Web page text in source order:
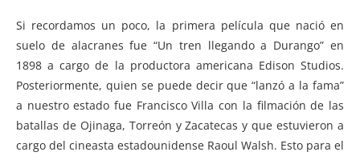
Si recordamos un poco, la primera película que nació en
suelo de alacranes fue “Un tren llegando a Durango” en
1898 a cargo de la productora americana Edison Studios.
Posteriormente, quien se puede decir que “lanzó a la fama”
a nuestro estado fue Francisco Villa con la filmación de las
batallas de Ojinaga, Torreón y Zacatecas y que estuvieron a
cargo del cineasta estadounidense Raoul Walsh. Esto para el